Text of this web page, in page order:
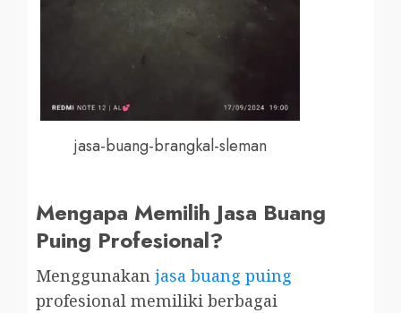
jasa-buang-brangkal-sleman
Mengapa Memilih Jasa Buang
Puing Profesional?
Menggunakan jasa buang puing
profesional memiliki berbagai